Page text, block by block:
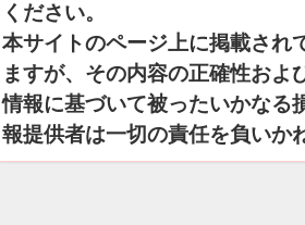
ください。
本サイトのページ上に掲載され
ますが、その内容の正確性お
情報に基づいて被ったいかなる
報提供者は一切の責任を負いか